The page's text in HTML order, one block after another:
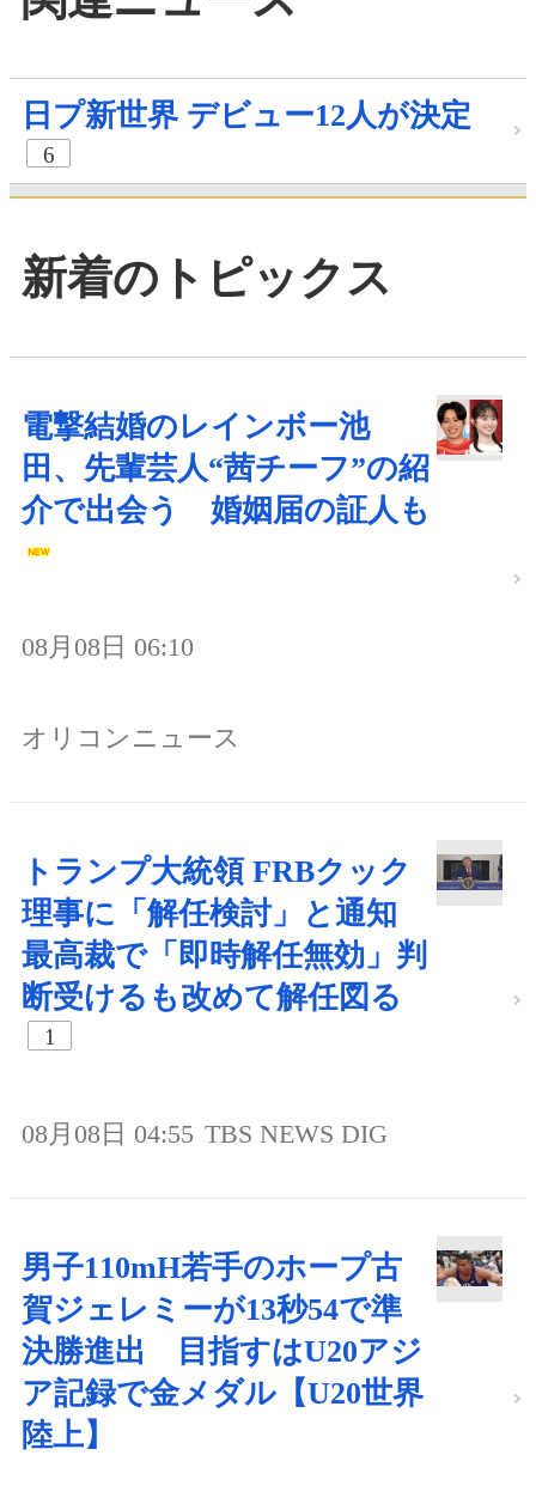
日プ新世界 デビュー12人が決定
6
新着のトピックス
電撃結婚のレインボー池
田、先輩芸人“茜チーフ”の紹
介で出会う 婚姻届の証人も
08月08日 06:10
オリコンニュース
トランプ大統領 FRBクック
理事に「解任検討」と通知
最高裁で「即時解任無効」判
断受けるも改めて解任図る
1
08月08日 04:55 TBS NEWS DIG
男子110mH若手のホープ古
賀ジェレミーが13秒54で準
決勝進出 目指すはU20アジ
ア記録で金メダル【U20世界
陸上】